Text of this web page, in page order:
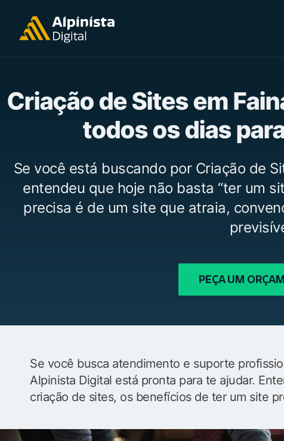
Criação de Sites em
todos os dias
Se você está buscando por Criação de
entendeu que hoje não basta “ter um
precisa é de um site que atraia,
PEÇA UM
Se você busca atendimento e suporte
Alpinista Digital está pronta para te ajudar.
criação de sites, os benefícios de ter um site